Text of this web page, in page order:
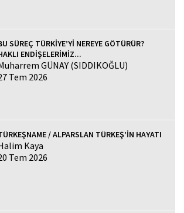
SÜREÇ TÜRKİYE’Yİ NEREYE GÖTÜRÜR?
ENDİŞELERİMİZ...
GÜNAY (SIDDIKOĞLU)
Tem 2026
/ ALPARSLAN TÜRKEŞ’İN HAYATI
Kaya
Tem 2026